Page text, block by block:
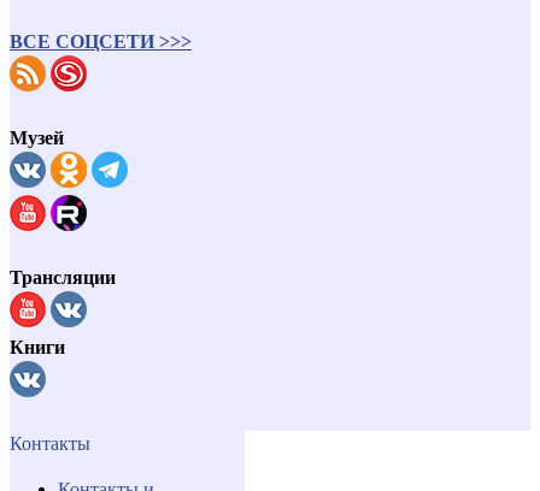
ВСЕ СОЦСЕТИ >>>
Музей
Трансляции
Книги
Контакты